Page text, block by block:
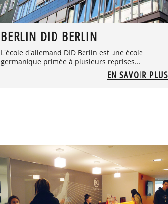
BERLIN DID BERLIN
L'école d'allemand DID Berlin est une école
germanique primée à plusieurs reprises...
EN SAVOIR PLUS